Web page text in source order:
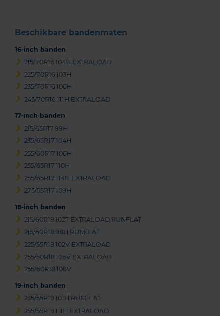
Beschikbare bandenmaten
16-inch banden
215/70R16 104H EXTRALOAD
225/70R16 103H
235/70R16 106H
245/70R16 111H EXTRALOAD
17-inch banden
215/65R17 99H
235/65R17 104H
255/60R17 106H
255/65R17 110H
255/65R17 114H EXTRALOAD
275/55R17 109H
18-inch banden
215/60R18 102T EXTRALOAD RUNFLAT
215/60R18 98H RUNFLAT
225/55R18 102V EXTRALOAD
255/50R18 106V EXTRALOAD
255/60R18 108V
19-inch banden
235/55R19 101H RUNFLAT
255/55R19 111H EXTRALOAD